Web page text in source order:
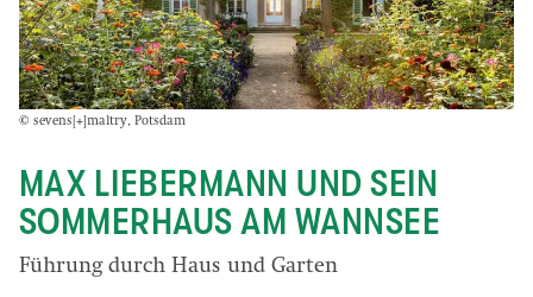
© sevens[+]maltry, Potsdam
MAX LIEBERMANN UND SEIN
SOMMERHAUS AM WANNSEE
Führung durch Haus und Garten